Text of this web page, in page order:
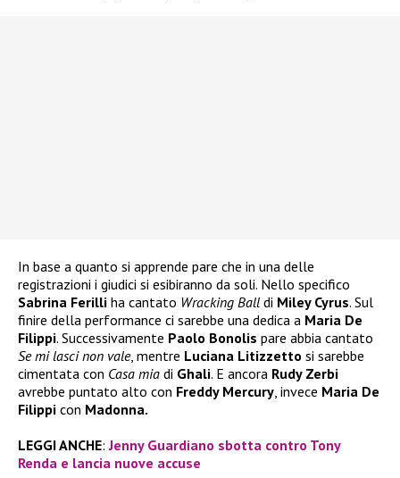
In base a quanto si apprende pare che in una delle
registrazioni i giudici si esibiranno da soli. Nello specifico
Sabrina Ferilli ha cantato Wracking Ball di Miley Cyrus. Sul
finire della performance ci sarebbe una dedica a Maria De
Filippi. Successivamente Paolo Bonolis pare abbia cantato
Se mi lasci non vale, mentre Luciana Litizzetto si sarebbe
cimentata con Casa mia di Ghali. E ancora Rudy Zerbi
avrebbe puntato alto con Freddy Mercury, invece Maria De
Filippi con Madonna.
LEGGI ANCHE:Jenny Guardiano sbotta contro Tony
Renda e lancia nuove accuse